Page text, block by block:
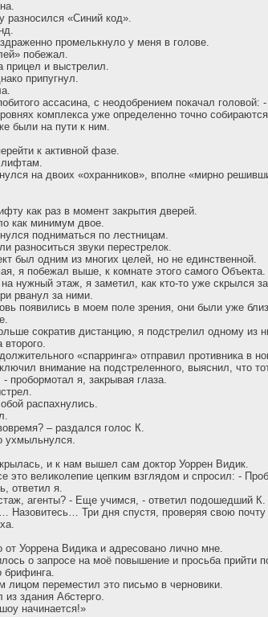
разносился «Синий код».
промелькнуло у меня в голове.
побежал.
прицел и выстрелил.
припугнул.
ассасина, с неодобрением покачал
комплекса уже определенно точно
были на пути к ним.
к активной фазе.
на двоих «охранников», вполне «мирно
как раз в момент закрытия дверей.
как минимум двое.
подниматься по лестницам.
разноситься звуки перестрелок.
был одним из многих целей, но не единственной.
я побежал выше, к комнате этого самого Объекта.
нужный этаж, я заметил, как кто-то уже скрылся
рванул за ними.
появились в моем поле зрения, они были уже
сократив дистанцию, я подстрелил одному из
второго.
«спарринга» отправил противника в
внимание на подстреленного, выяснил, что
пробормотал я, закрывая глаза.
распахнулись.
– раздался голос К.
ухмыльнулся.
и к нам вышел сам доктор Уоррен Видик.
это великолепие цепким взглядом и спросил: -
ответил я.
агенты? - Еще учимся, - ответил подошедший К.
Назовитесь… Три дня спустя, проверяя свою
от Уоррена Видика и адресовано лично мне.
о запросе на моё повышение и просьба прийти
брифинга.
лицом переместил это письмо в черновики.
здания Абстерго.
начинается!»